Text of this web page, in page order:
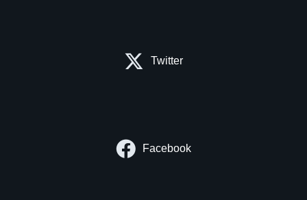
Twitter
Facebook